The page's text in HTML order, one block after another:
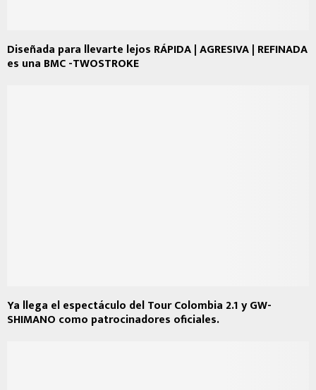
Diseñada para llevarte lejos RÁPIDA | AGRESIVA | REFINADA
es una BMC -TWOSTROKE
Ya llega el espectáculo del Tour Colombia 2.1 y GW-
SHIMANO como patrocinadores oficiales.